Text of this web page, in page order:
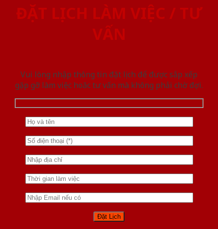
ĐẶT LỊCH LÀM VIỆC / TƯ
VẤN
Vui lòng nhập thông tin đặt lịch để được sắp xếp
gặp gỡ làm việc hoăc tư vấn mà không phải chờ đợi.